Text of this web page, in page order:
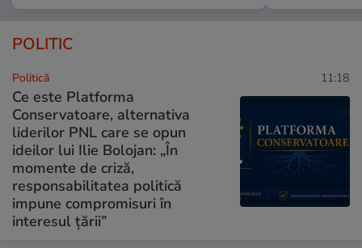
POLITIC
Politică 11:18
Ce este Platforma
Conservatoare, alternativa
liderilor PNL care se opun
ideilor lui Ilie Bolojan: „În
momente de criză,
responsabilitatea politică
impune compromisuri în
interesul țării”